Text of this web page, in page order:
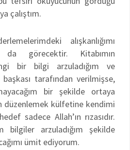
çalıştım.
alışkanlığımı
görecektir. Kitabımın
bir bilgi arzuladığım ve
tarafından verilmişse,
bir şekilde ortaya
düzenlemek külfetine kendimi
sadece Allah’ın rızasıdır.
bilgiler arzuladığım şekilde
ümit ediyorum.